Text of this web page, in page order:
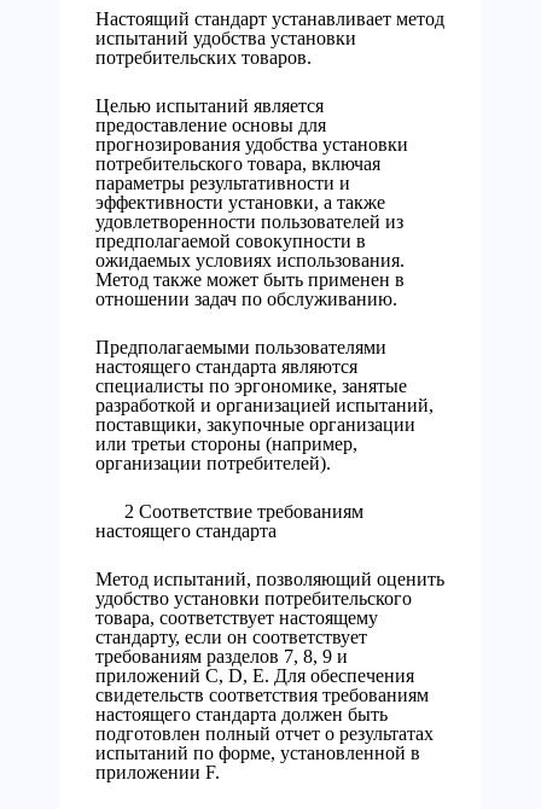
Настоящий стандарт устанавливает метод
испытаний удобства установки
потребительских товаров.
Целью испытаний является
предоставление основы для
прогнозирования удобства установки
потребительского товара, включая
параметры результативности и
эффективности установки, а также
удовлетворенности пользователей из
предполагаемой совокупности в
ожидаемых условиях использования.
Метод также может быть применен в
отношении задач по обслуживанию.
Предполагаемыми пользователями
настоящего стандарта являются
специалисты по эргономике, занятые
разработкой и организацией испытаний,
поставщики, закупочные организации
или третьи стороны (например,
организации потребителей).
2 Соответствие требованиям
настоящего стандарта
Метод испытаний, позволяющий оценить
удобство установки потребительского
товара, соответствует настоящему
стандарту, если он соответствует
требованиям разделов 7, 8, 9 и
приложений С, D, Е. Для обеспечения
свидетельств соответствия требованиям
настоящего стандарта должен быть
подготовлен полный отчет о результатах
испытаний по форме, установленной в
приложении F.